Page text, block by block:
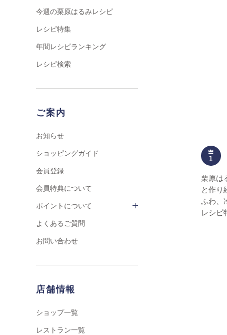
今週の栗原はるみレシピ
レシピ特集
年間レシピランキング
レシピ検索
ご案内
お知らせ
ショッピングガイド
会員登録
会員特典について
ポイントについて
よくあるご質問
お問い合わせ
店舗情報
ショップ一覧
レストラン一覧
栗原は
と作り
ふわ、
レシピ